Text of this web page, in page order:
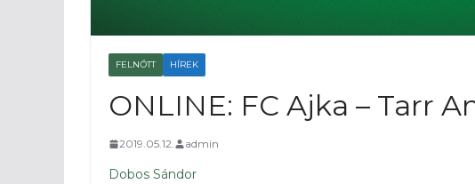
FELNŐTT HÍREK
ONLINE: FC Ajka – Tarr
2019.05.12. admin
Dobos Sándor